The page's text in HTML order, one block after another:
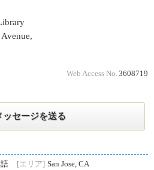
Web Access No. 3608719
ッセージを送る
[エリア] San Jose, CA